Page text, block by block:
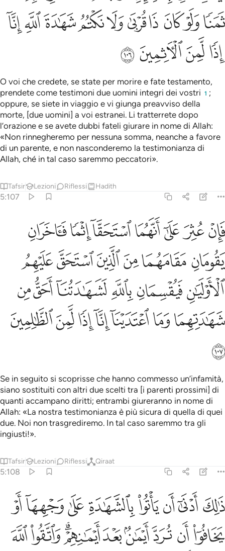
ﲘﲙﲚﲛﲜﲝﲞﲟﲠﲡ
ﲢﲣﲤﲥ
O voi che credete, se state per morire e fate testamento,
prendete come testimoni due uomini integri dei vostri 1 ;
oppure, se siete in viaggio e vi giunga preavviso della
morte, [due uomini] a voi estranei. Li tratterrete dopo
l’orazione e se avete dubbi fateli giurare in nome di Allah:
«Non rinnegheremo per nessuna somma, neanche a favore
di un parente, e non nasconderemo la testimonianza di
Allah, ché in tal caso saremmo peccatori».
Tafsir Lezioni Riflessi Hadith
5:107
فان عثر على انهما استحقا اثما فاخران يقومان مقامهما من الذين استحق
فَإِنْ عُثِرَ عَلَىٰٓ أَنَّهُمَا ٱسْتَحَقَّآ إِثْمًۭا فَـَٔاخَرَانِ يَقُومَانِ
ﲦﲧﲨﲩﲪﲫﲬ
ﲭﲮﲯﲰﲱﲲ
ﲳﲴﲵﲶﲷﲸ
ﲹﲺﲻﲼﲽﲾﲿ
ﳀ
Se in seguito si scoprisse che hanno commesso un’infamità,
siano sostituiti con altri due scelti tra [i parenti prossimi] di
quanti accampano diritti; entrambi giureranno in nome di
Allah: «La nostra testimonianza è più sicura di quella di quei
due. Noi non trasgrediremo. In tal caso saremmo tra gli
ingiusti!».
Tafsir Lezioni Riflessi Qiraat
5:108
ذالك ادنى ان ياتوا بالشهادة على وجهها او يخافوا ان ترد ايمان بعد
ذَٰلِكَ أَدْنَىٰٓ أَن يَأْتُوا۟ بِٱلشَّهَـٰدَةِ عَلَىٰ وَجْهِهَآ أَوْ يَخَافُوٓا۟
ﳁﳂﳃﳄﳅﳆﳇﳈ
ﳉﳊﳋﳌﳍﳎﳏﳐﳑ